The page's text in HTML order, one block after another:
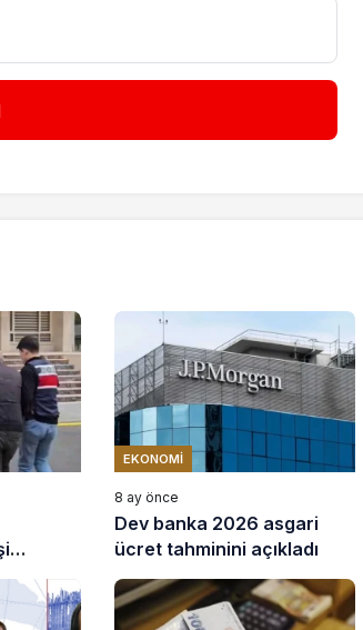
EKONOMI
8 ay önce
Dev banka 2026 asgari
ücret tahminini açıkladı